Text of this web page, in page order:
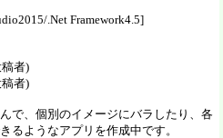
.Net Framework4.5]
者)
者)
で、個別のイメージにバラしたり、各
るようなアプリを作成中です。